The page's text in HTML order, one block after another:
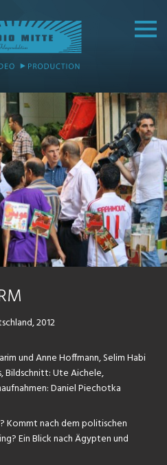
2012
und Anne Hoffmann, Selim Habi
Bildschnitt: Ute Aichele,
Daniel Piechotka
Kommt nach dem politischen
Ein Blick nach Ägypten und